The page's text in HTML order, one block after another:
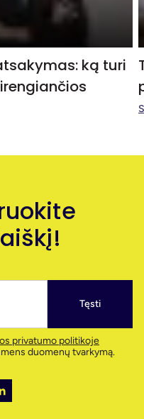
ką turi
Tęsti
privatumo politikoje
duomenų tvarkymą.